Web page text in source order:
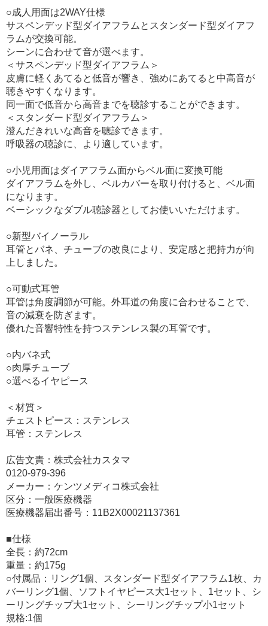
○成人用面は2WAY仕様
サスペンデッド型ダイアフラムとスタンダード型ダイアフ
ラムが交換可能。
シーンに合わせて音が選べます。
＜サスペンデッド型ダイアフラム＞
皮膚に軽くあてると低音が響き、強めにあてると中高音が
聴きやすくなります。
同一面で低音から高音までを聴診することができます。
＜スタンダード型ダイアフラム＞
澄んだきれいな高音を聴診できます。
呼吸器の聴診に、より適しています。
○小児用面はダイアフラム面からベル面に変換可能
ダイアフラムを外し、ベルカバーを取り付けると、ベル面
になります。
ベーシックなダブル聴診器としてお使いいただけます。
○新型バイノーラル
耳管とバネ、チューブの改良により、安定感と把持力が向
上しました。
○可動式耳管
耳管は角度調節が可能。外耳道の角度に合わせることで、
音の減衰を防ぎます。
優れた音響特性を持つステンレス製の耳管です。
○内バネ式
○肉厚チューブ
○選べるイヤピース
＜材質＞
チェストピース：ステンレス
耳管：ステンレス
広告文責：株式会社カスタマ
0120-979-396
メーカー：ケンツメディコ株式会社
区分：一般医療機器
医療機器届出番号：11B2X00021137361
■仕様
全長：約72cm
重量：約175g
○付属品：リング1個、スタンダード型ダイアフラム1枚、カ
バーリング1個、ソフトイヤピース大1セット、1セット、シ
ーリングチップ大1セット、シーリングチップ小1セット
規格:1個